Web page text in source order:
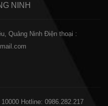
NINH
Quảng Ninh Điện thoại :
Hotline: 0986.282.217